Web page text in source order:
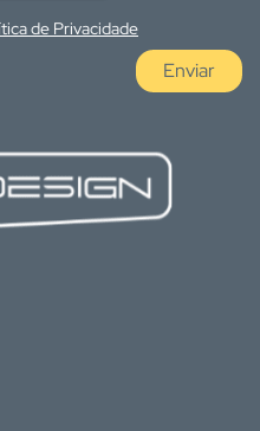
de Privacidade
Enviar